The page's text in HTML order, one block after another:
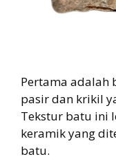
Pertama adalah
pasir dan krikil
Tekstur batu ini
keramik yang
batu.